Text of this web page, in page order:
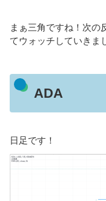
まぁ三角ですね！次の
てウォッチしていきま
ADA
日足です！